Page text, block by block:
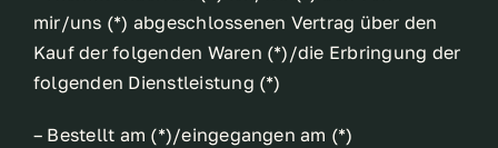
mir/uns (*) abgeschlossenen Vertrag über den
Kauf der folgenden Waren (*)/die Erbringung der
folgenden Dienstleistung (*)
– Bestellt am (*)/eingegangen am (*)